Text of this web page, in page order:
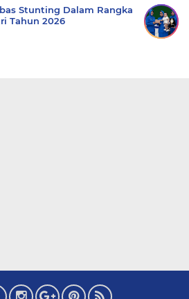
Stunting Dalam Rangka
Tahun 2026